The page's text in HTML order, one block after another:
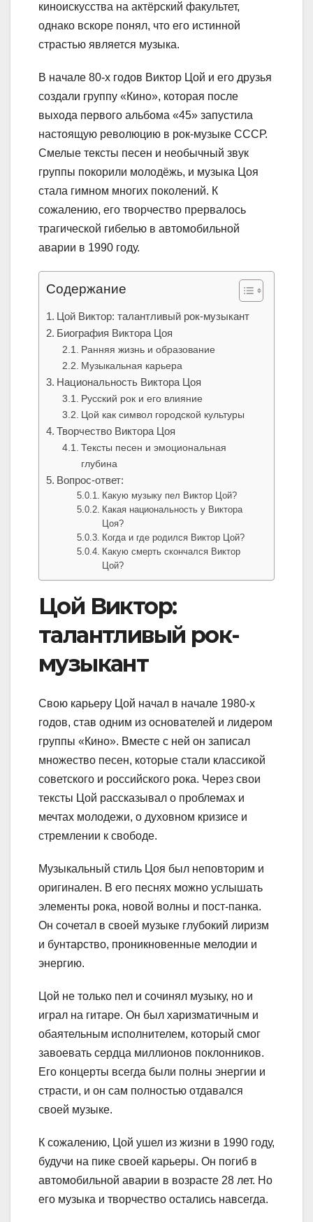
киноискусства на актёрский факультет,
однако вскоре понял, что его истинной
страстью является музыка.
В начале 80-х годов Виктор Цой и его друзья
создали группу «Кино», которая после
выхода первого альбома «45» запустила
настоящую революцию в рок-музыке СССР.
Смелые тексты песен и необычный звук
группы покорили молодёжь, и музыка Цоя
стала гимном многих поколений. К
сожалению, его творчество прервалось
трагической гибелью в автомобильной
аварии в 1990 году.
Содержание
Цой Виктор: талантливый рок-музыкант
Биография Виктора Цоя
Ранняя жизнь и образование
Музыкальная карьера
Национальность Виктора Цоя
Русский рок и его влияние
Цой как символ городской культуры
Творчество Виктора Цоя
Тексты песен и эмоциональная
глубина
Вопрос-ответ:
Какую музыку пел Виктор Цой?
Какая национальность у Виктора
Цоя?
Когда и где родился Виктор Цой?
Какую смерть скончался Виктор
Цой?
Цой Виктор:
талантливый рок-
музыкант
Свою карьеру Цой начал в начале 1980-х
годов, став одним из основателей и лидером
группы «Кино». Вместе с ней он записал
множество песен, которые стали классикой
советского и российского рока. Через свои
тексты Цой рассказывал о проблемах и
мечтах молодежи, о духовном кризисе и
стремлении к свободе.
Музыкальный стиль Цоя был неповторим и
оригинален. В его песнях можно услышать
элементы рока, новой волны и пост-панка.
Он сочетал в своей музыке глубокий лиризм
и бунтарство, проникновенные мелодии и
энергию.
Цой не только пел и сочинял музыку, но и
играл на гитаре. Он был харизматичным и
обаятельным исполнителем, который смог
завоевать сердца миллионов поклонников.
Его концерты всегда были полны энергии и
страсти, и он сам полностью отдавался
своей музыке.
К сожалению, Цой ушел из жизни в 1990 году,
будучи на пике своей карьеры. Он погиб в
автомобильной аварии в возрасте 28 лет. Но
его музыка и творчество остались навсегда.